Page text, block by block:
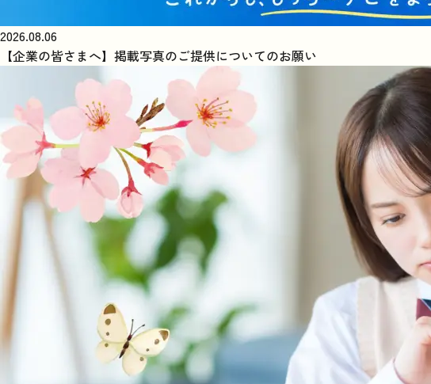
2026.08.06
【企業の皆さまへ】掲載写真のご提供についてのお願い